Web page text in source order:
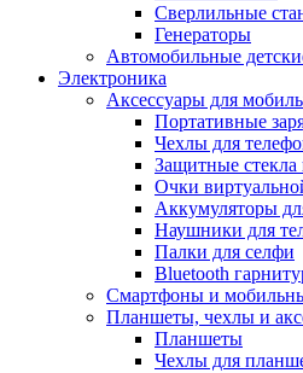
Сверлильные
Генераторы
Автомобильные
Электроника
Аксессуары для
Портативные
Чехлы для
Защитные стекла
Очки
Аккумуляторы
Наушники для
Палки для селфи
Bluetooth
Смартфоны и
Планшеты, чехлы и
Планшеты
Чехлы для